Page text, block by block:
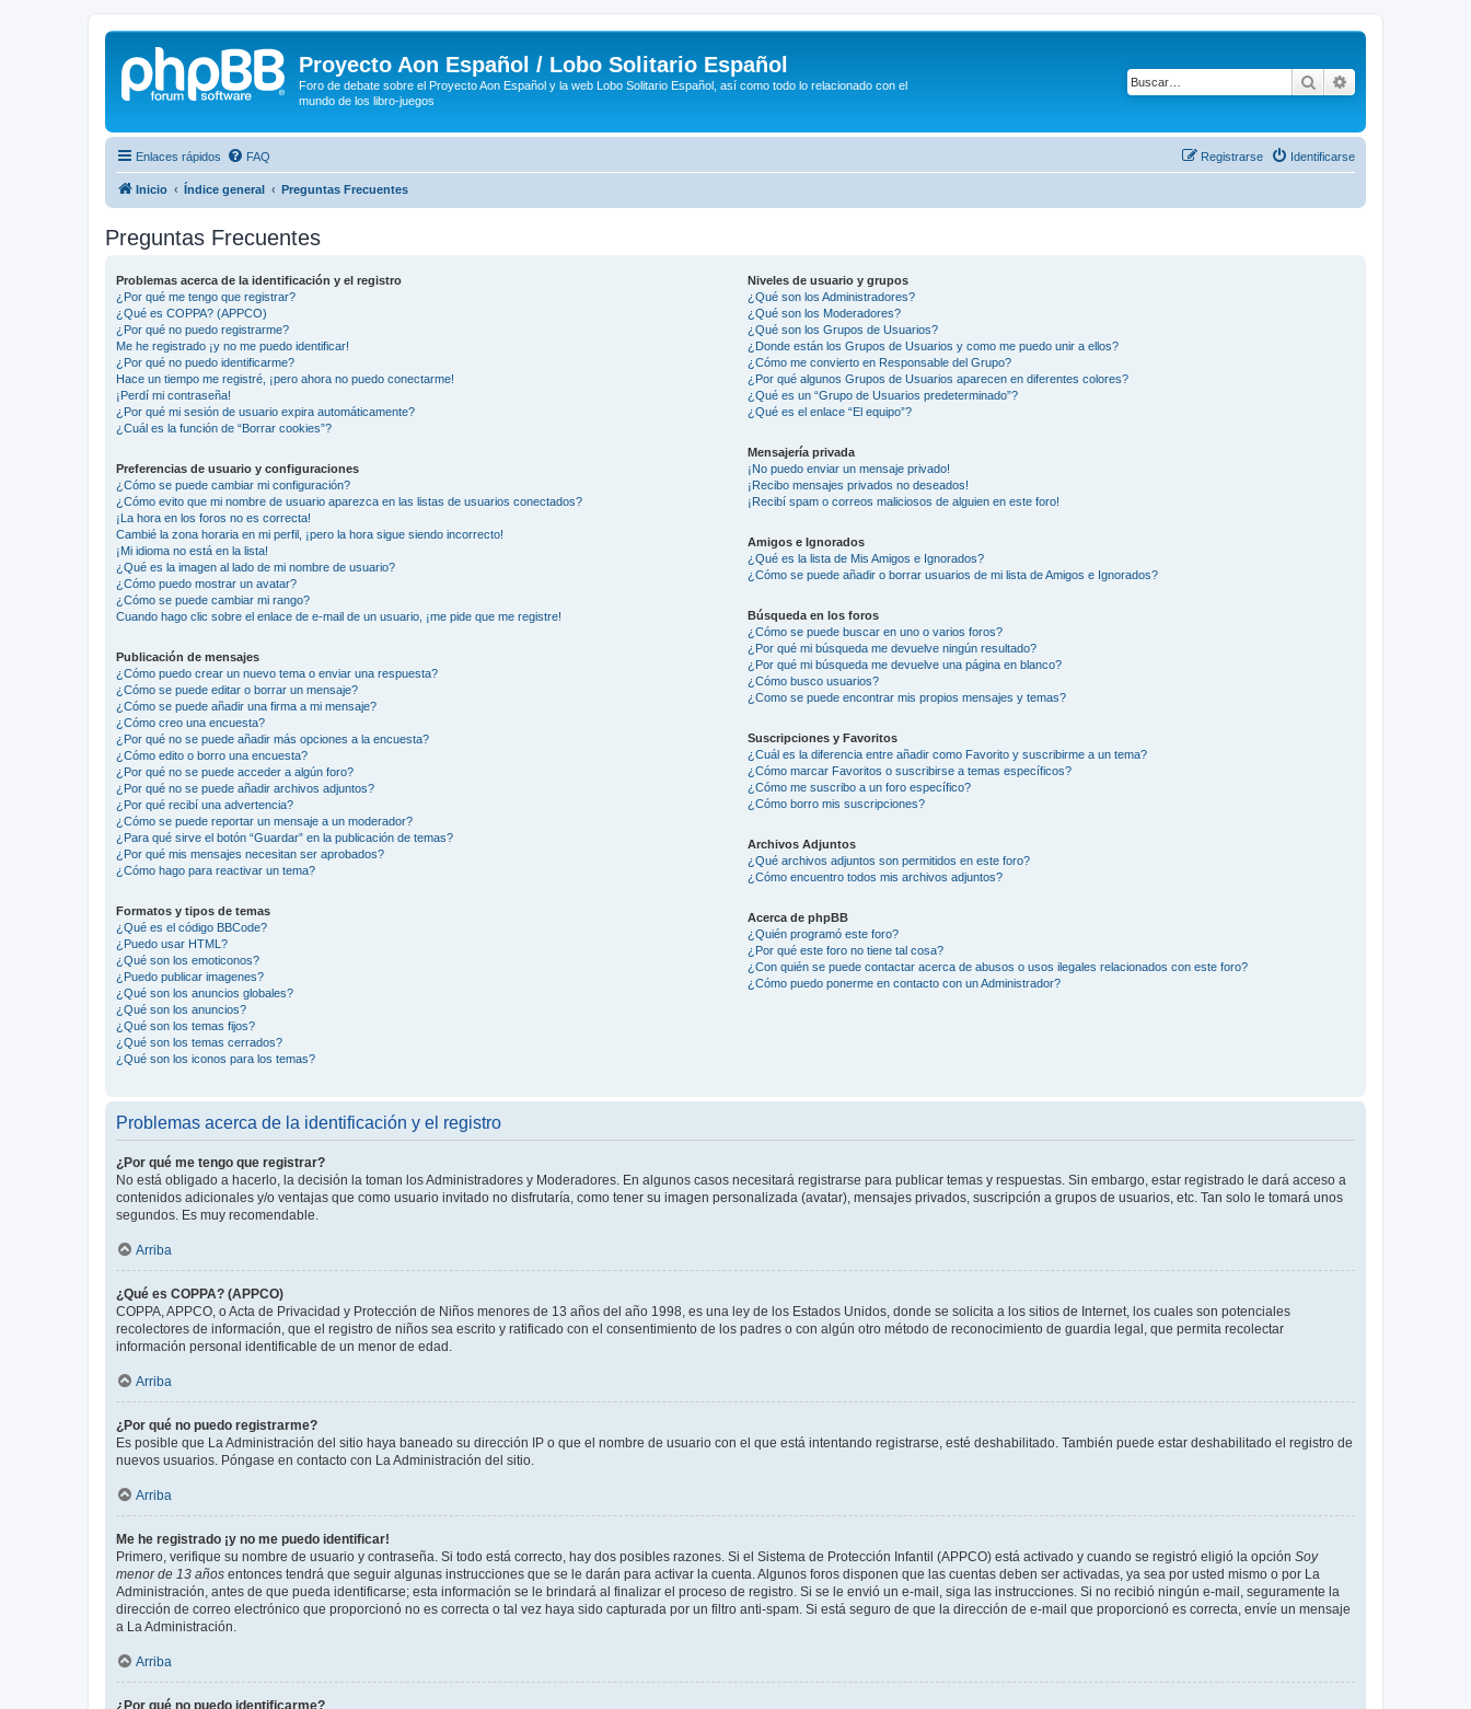
Proyecto Aon Español / Lobo Solitario Español
Foro de debate sobre el Proyecto Aon Español y la web Lobo Solitario Español, así como todo lo relacionado con el
mundo de los libro-juegos
Buscar
Enlaces rápidos FAQ Identificarse
Registrarse
Inicio Índice general Preguntas Frecuentes
Preguntas Frecuentes
Problemas acerca de la identificación y el registro
¿Por qué me tengo que registrar?
¿Qué es COPPA? (APPCO)
¿Por qué no puedo registrarme?
Me he registrado ¡y no me puedo identificar!
¿Por qué no puedo identificarme?
Hace un tiempo me registré, ¡pero ahora no puedo conectarme!
¡Perdí mi contraseña!
¿Por qué mi sesión de usuario expira automáticamente?
¿Cuál es la función de “Borrar cookies”?
Preferencias de usuario y configuraciones
¿Cómo se puede cambiar mi configuración?
¿Cómo evito que mi nombre de usuario aparezca en las listas de usuarios conectados?
¡La hora en los foros no es correcta!
Cambié la zona horaria en mi perfil, ¡pero la hora sigue siendo incorrecto!
¡Mi idioma no está en la lista!
¿Qué es la imagen al lado de mi nombre de usuario?
¿Cómo puedo mostrar un avatar?
¿Cómo se puede cambiar mi rango?
Cuando hago clic sobre el enlace de e-mail de un usuario, ¡me pide que me registre!
Publicación de mensajes
¿Cómo puedo crear un nuevo tema o enviar una respuesta?
¿Cómo se puede editar o borrar un mensaje?
¿Cómo se puede añadir una firma a mi mensaje?
¿Cómo creo una encuesta?
¿Por qué no se puede añadir más opciones a la encuesta?
¿Cómo edito o borro una encuesta?
¿Por qué no se puede acceder a algún foro?
¿Por qué no se puede añadir archivos adjuntos?
¿Por qué recibí una advertencia?
¿Cómo se puede reportar un mensaje a un moderador?
¿Para qué sirve el botón “Guardar” en la publicación de temas?
¿Por qué mis mensajes necesitan ser aprobados?
¿Cómo hago para reactivar un tema?
Formatos y tipos de temas
¿Qué es el código BBCode?
¿Puedo usar HTML?
¿Qué son los emoticonos?
¿Puedo publicar imagenes?
¿Qué son los anuncios globales?
¿Qué son los anuncios?
¿Qué son los temas fijos?
¿Qué son los temas cerrados?
¿Qué son los iconos para los temas?
Niveles de usuario y grupos
¿Qué son los Administradores?
¿Qué son los Moderadores?
¿Qué son los Grupos de Usuarios?
¿Donde están los Grupos de Usuarios y como me puedo unir a ellos?
¿Cómo me convierto en Responsable del Grupo?
¿Por qué algunos Grupos de Usuarios aparecen en diferentes colores?
¿Qué es un “Grupo de Usuarios predeterminado”?
¿Qué es el enlace “El equipo”?
Mensajería privada
¡No puedo enviar un mensaje privado!
¡Recibo mensajes privados no deseados!
¡Recibí spam o correos maliciosos de alguien en este foro!
Amigos e Ignorados
¿Qué es la lista de Mis Amigos e Ignorados?
¿Cómo se puede añadir o borrar usuarios de mi lista de Amigos e Ignorados?
Búsqueda en los foros
¿Cómo se puede buscar en uno o varios foros?
¿Por qué mi búsqueda me devuelve ningún resultado?
¿Por qué mi búsqueda me devuelve una página en blanco?
¿Cómo busco usuarios?
¿Como se puede encontrar mis propios mensajes y temas?
Suscripciones y Favoritos
¿Cuál es la diferencia entre añadir como Favorito y suscribirme a un tema?
¿Cómo marcar Favoritos o suscribirse a temas específicos?
¿Cómo me suscribo a un foro específico?
¿Cómo borro mis suscripciones?
Archivos Adjuntos
¿Qué archivos adjuntos son permitidos en este foro?
¿Cómo encuentro todos mis archivos adjuntos?
Acerca de phpBB
¿Quién programó este foro?
¿Por qué este foro no tiene tal cosa?
¿Con quién se puede contactar acerca de abusos o usos ilegales relacionados con este foro?
¿Cómo puedo ponerme en contacto con un Administrador?
Problemas acerca de la identificación y el registro
¿Por qué me tengo que registrar?
No está obligado a hacerlo, la decisión la toman los Administradores y Moderadores. En algunos casos necesitará registrarse para publicar temas y respuestas. Sin embargo, estar registrado le dará acceso a
contenidos adicionales y/o ventajas que como usuario invitado no disfrutaría, como tener su imagen personalizada (avatar), mensajes privados, suscripción a grupos de usuarios, etc. Tan solo le tomará unos
segundos. Es muy recomendable.
Arriba
¿Qué es COPPA? (APPCO)
COPPA, APPCO, o Acta de Privacidad y Protección de Niños menores de 13 años del año 1998, es una ley de los Estados Unidos, donde se solicita a los sitios de Internet, los cuales son potenciales
recolectores de información, que el registro de niños sea escrito y ratificado con el consentimiento de los padres o con algún otro método de reconocimiento de guardia legal, que permita recolectar
información personal identificable de un menor de edad.
Arriba
¿Por qué no puedo registrarme?
Es posible que La Administración del sitio haya baneado su dirección IP o que el nombre de usuario con el que está intentando registrarse, esté deshabilitado. También puede estar deshabilitado el registro de
nuevos usuarios. Póngase en contacto con La Administración del sitio.
Arriba
Me he registrado ¡y no me puedo identificar!
Primero, verifique su nombre de usuario y contraseña. Si todo está correcto, hay dos posibles razones. Si el Sistema de Protección Infantil (APPCO) está activado y cuando se registró eligió la opción Soy
menor de 13 años entonces tendrá que seguir algunas instrucciones que se le darán para activar la cuenta. Algunos foros disponen que las cuentas deben ser activadas, ya sea por usted mismo o por La
Administración, antes de que pueda identificarse; esta información se le brindará al finalizar el proceso de registro. Si se le envió un e-mail, siga las instrucciones. Si no recibió ningún e-mail, seguramente la
dirección de correo electrónico que proporcionó no es correcta o tal vez haya sido capturada por un filtro anti-spam. Si está seguro de que la dirección de e-mail que proporcionó es correcta, envíe un mensaje
a La Administración.
Arriba
¿Por qué no puedo identificarme?